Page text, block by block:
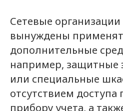
Сетевые организации
вынуждены
дополнительные
например, защитные
или специальные
отсутствием доступа
прибору учета, а